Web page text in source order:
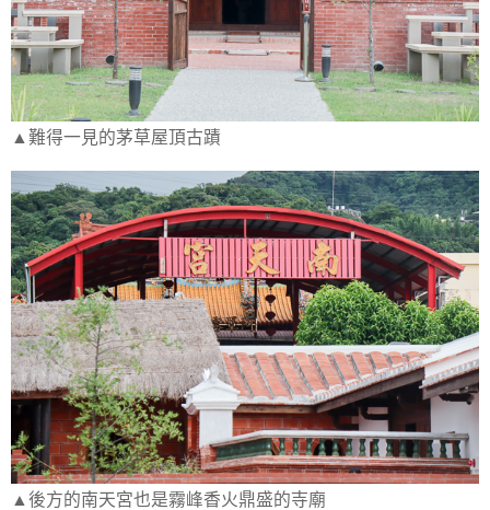
▲難得一見的茅草屋頂古蹟
▲後方的南天宮也是霧峰香火鼎盛的寺廟